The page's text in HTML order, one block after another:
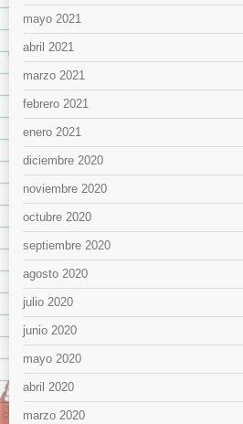
mayo 2021
abril 2021
marzo 2021
febrero 2021
enero 2021
diciembre 2020
noviembre 2020
octubre 2020
septiembre 2020
agosto 2020
julio 2020
junio 2020
mayo 2020
abril 2020
marzo 2020